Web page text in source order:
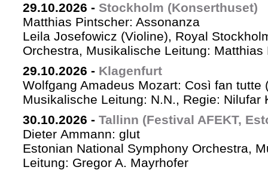
29.10.2026 - Stockholm (Konserthuset)
Matthias Pintscher: Assonanza
Leila Josefowicz (Violine), Royal
Orchestra, Musikalische Leitung: Matthias
29.10.2026 - Klagenfurt
Wolfgang Amadeus Mozart: Così fan tutte
Musikalische Leitung: N.N., Regie: Nilufar
30.10.2026 - Tallinn (Festival AFEKT,
Dieter Ammann: glut
Estonian National Symphony Orchestra,
Leitung: Gregor A. Mayrhofer